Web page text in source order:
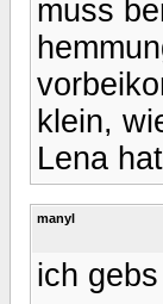
muss
klein,
Lena
manyl
ich